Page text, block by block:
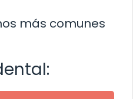
más comunes